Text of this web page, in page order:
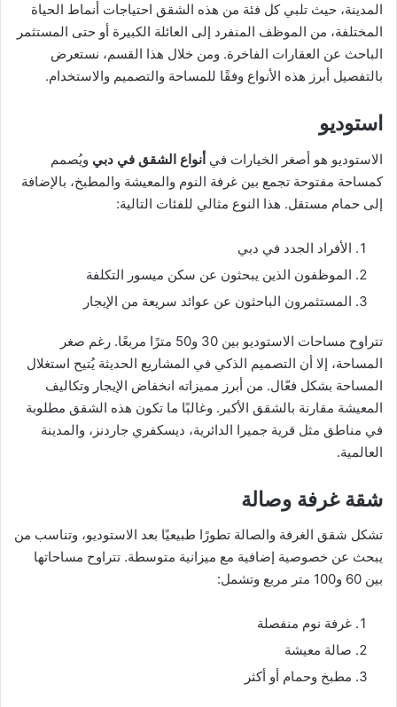
المدينة، حيث تلبي كل فئة من هذه الشقق احتياجات أنماط الحياة
المختلفة، من الموظف المنفرد إلى العائلة الكبيرة أو حتى المستثمر
الباحث عن العقارات الفاخرة. ومن خلال هذا القسم، نستعرض
بالتفصيل أبرز هذه الأنواع وفقًا للمساحة والتصميم والاستخدام.
استوديو
الاستوديو هو أصغر الخيارات في أنواع الشقق في دبي ويُصمم
كمساحة مفتوحة تجمع بين غرفة النوم والمعيشة والمطبخ، بالإضافة
إلى حمام مستقل. هذا النوع مثالي للفئات التالية:
الأفراد الجدد في دبي
الموظفون الذين يبحثون عن سكن ميسور التكلفة
المستثمرون الباحثون عن عوائد سريعة من الإيجار
تتراوح مساحات الاستوديو بين 30 و50 مترًا مربعًا. رغم صغر
المساحة، إلا أن التصميم الذكي في المشاريع الحديثة يُتيح استغلال
المساحة بشكل فعّال. من أبرز مميزاته انخفاض الإيجار وتكاليف
المعيشة مقارنة بالشقق الأكبر. وغالبًا ما تكون هذه الشقق مطلوبة
في مناطق مثل قرية جميرا الدائرية، ديسكفري جاردنز، والمدينة
العالمية.
شقة غرفة وصالة
تشكل شقق الغرفة والصالة تطورًا طبيعيًا بعد الاستوديو، وتناسب من
يبحث عن خصوصية إضافية مع ميزانية متوسطة. تتراوح مساحاتها
بين 60 و100 متر مربع وتشمل:
غرفة نوم منفصلة
صالة معيشة
مطبخ وحمام أو أكثر